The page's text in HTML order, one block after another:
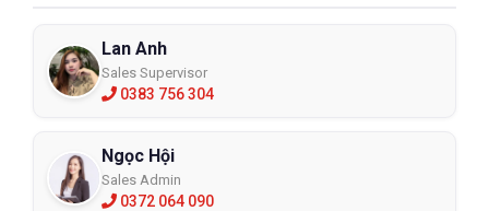
Lan Anh
Sales Supervisor
0383 756 304
Ngọc Hội
Sales Admin
0372 064 090